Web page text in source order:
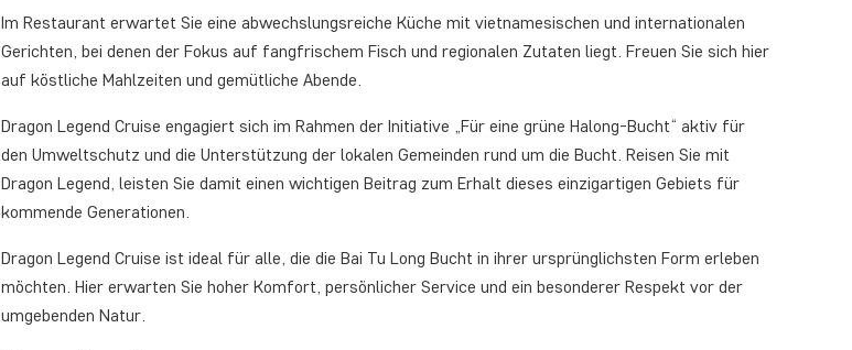
Im Restaurant erwartet Sie eine abwechslungsreiche Küche mit vietnamesischen und internationalen
Gerichten, bei denen der Fokus auf fangfrischem Fisch und regionalen Zutaten liegt. Freuen Sie sich hier
auf köstliche Mahlzeiten und gemütliche Abende.
Dragon Legend Cruise engagiert sich im Rahmen der Initiative „Für eine grüne Halong-Bucht“ aktiv für
den Umweltschutz und die Unterstützung der lokalen Gemeinden rund um die Bucht. Reisen Sie mit
Dragon Legend, leisten Sie damit einen wichtigen Beitrag zum Erhalt dieses einzigartigen Gebiets für
kommende Generationen.
Dragon Legend Cruise ist ideal für alle, die die Bai Tu Long Bucht in ihrer ursprünglichsten Form erleben
möchten. Hier erwarten Sie hoher Komfort, persönlicher Service und ein besonderer Respekt vor der
umgebenden Natur.